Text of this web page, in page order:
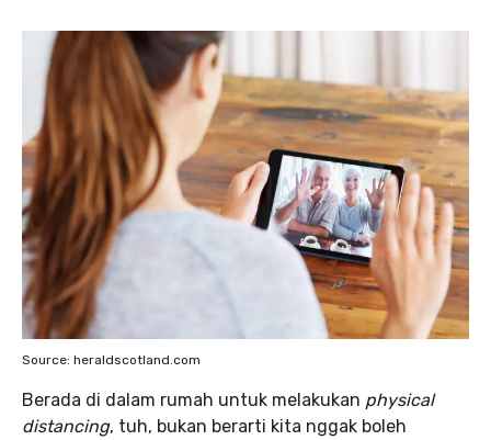
Source: heraldscotland.com
Berada di dalam rumah untuk melakukan physical
distancing, tuh, bukan berarti kita nggak boleh